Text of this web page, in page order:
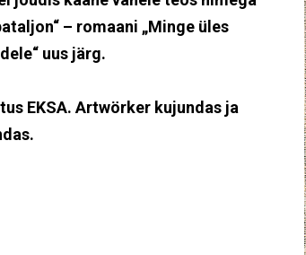
– romaani „Minge üles
uus järg.
EKSA. Artwörker kujundas ja